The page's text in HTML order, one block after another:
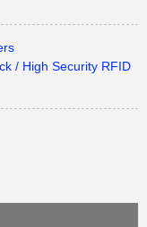
/ High Security RFID